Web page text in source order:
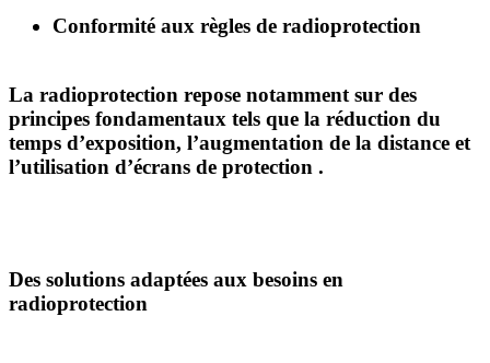
Conformité aux règles de radioprotection
La radioprotection repose notamment sur des
principes fondamentaux tels que la réduction du
temps d’exposition, l’augmentation de la distance et
l’utilisation d’écrans de protection .
Des solutions adaptées aux besoins en
radioprotection